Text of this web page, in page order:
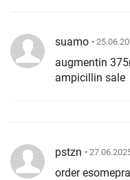
suamo •
augmentin
ampicillin sale
pstzn •
order